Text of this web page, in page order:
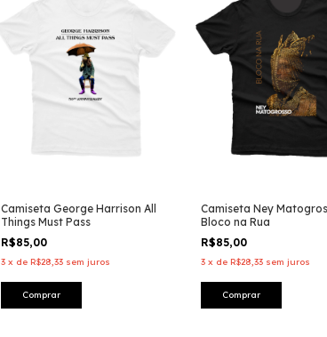
Camiseta George Harrison All
Things Must Pass
R$85,00
3 x de R$28,33 sem juros
Comprar
Camiseta Ney
Bloco na Rua
R$85,00
3 x de R$28,33 sem juros
Comprar